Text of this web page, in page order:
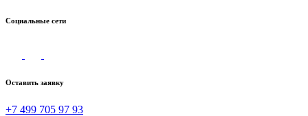
Социальные сети
Оставить заявку
+7 499 705 97 93